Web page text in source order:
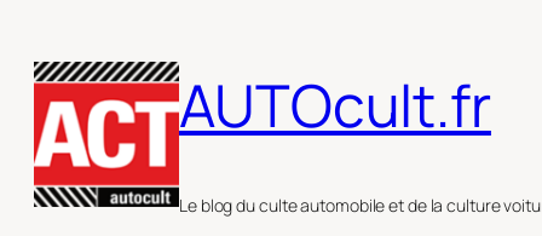
au
contenu
AUTOcult.fr
Le blog du culte automobile et de la culture